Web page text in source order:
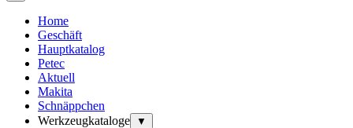
Home
Geschäft
Hauptkatalog
Petec
Aktuell
Makita
Schnäppchen
Werkzeugkataloge
▼